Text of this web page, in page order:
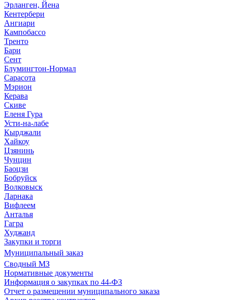
Эрланген, Йена
Кентербери
Ангиари
Кампобассо
Тренто
Бари
Сент
Блумингтон-Нормал
Сарасота
Мэрион
Керава
Скиве
Еленя Гура
Усти-на-лабе
Кырджали
Хайкоу
Цзянинь
Чунцин
Баоцзи
Бобруйск
Волковыск
Ларнака
Вифлеем
Анталья
Гагра
Худжанд
Закупки и торги
Муниципальный заказ
Сводный МЗ
Нормативные документы
Информация о закупках по 44-ФЗ
Отчет о размещении муниципального заказа